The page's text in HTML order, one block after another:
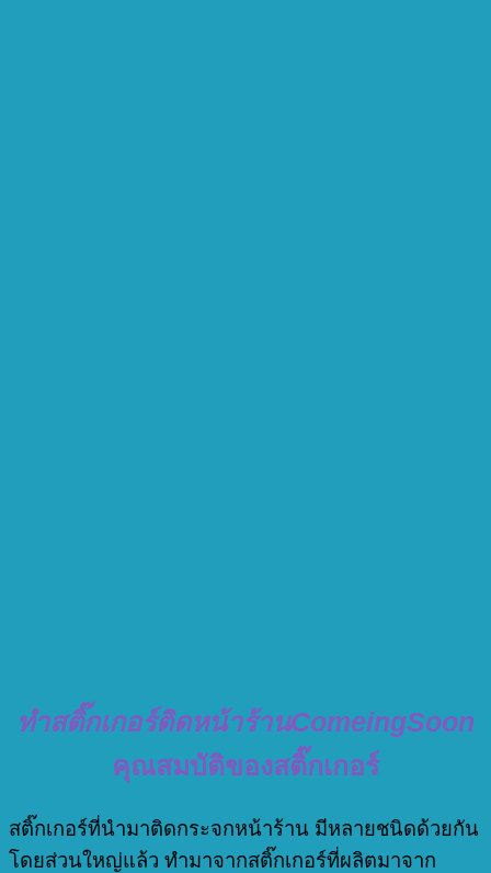
ทำสติ๊กเกอร์ติดหน้าร้านComeingSoon
คุณสมบัติของสติ๊กเกอร์
สติ๊กเกอร์ที่นำมาติดกระจกหน้าร้าน มีหลายชนิดด้วยกัน
โดยส่วนใหญ่แล้ว ทำมาจากสติ๊กเกอร์ที่ผลิตมาจาก